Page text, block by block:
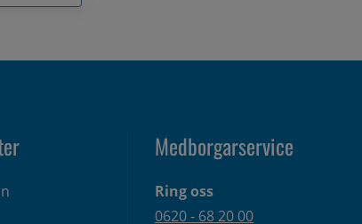
Medborgarservice
Ring oss
0620 - 68 20 00